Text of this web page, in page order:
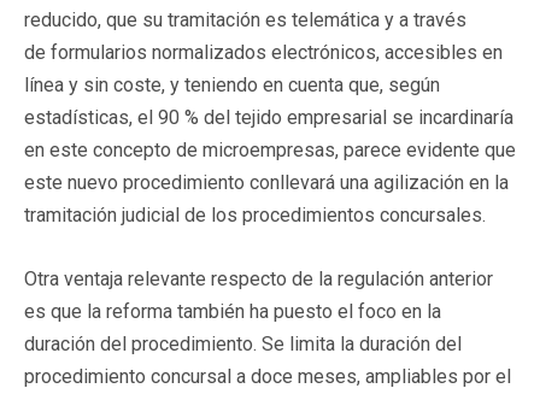
reducido, que su tramitación es telemática y a través
de formularios normalizados electrónicos, accesibles en
línea y sin coste, y teniendo en cuenta que, según
estadísticas, el 90 % del tejido empresarial se incardinaría
en este concepto de microempresas, parece evidente que
este nuevo procedimiento conllevará una agilización en la
tramitación judicial de los procedimientos concursales.
Otra ventaja relevante respecto de la regulación anterior
es que la reforma también ha puesto el foco en la
duración del procedimiento. Se limita la duración del
procedimiento concursal a doce meses, ampliables por el